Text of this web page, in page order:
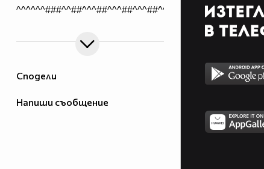
Сподели
Напиши съобщение
^^^^^^###^^##^^^##^^^##^^^##^^##^#^^^^^
^^^^#^####^#######^^^###^###^###^#^^^^^
^^^^#^^###^^######^^########^###^#^^^^^
^^^##^^###^^###############^^###^###^^^
^^^###^###^#####################^###^^^
^^###^^#########################^####^^
^^###################################^^
^^###################################^^
^^^#################################^^^